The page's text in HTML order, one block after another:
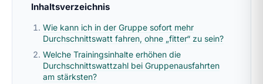
Inhaltsverzeichnis
Wie kann ich in der Gruppe sofort mehr
Durchschnittswatt fahren, ohne „fitter“ zu sein?
Welche Trainingsinhalte erhöhen die
Durchschnittswattzahl bei Gruppenausfahrten
am stärksten?